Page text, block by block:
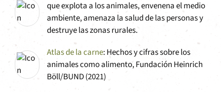
que explota a los animales, envenena el medio
ambiente, amenaza la salud de las personas y
destruye las zonas rurales.
Atlas de la carne: Hechos y cifras sobre los
animales como alimento, Fundación Heinrich
Böll/BUND (2021)